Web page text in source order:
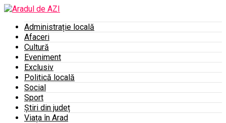
Administrație locală
Afaceri
Cultură
Eveniment
Exclusiv
Politică locală
Social
Sport
Știri din județ
Viața în Arad